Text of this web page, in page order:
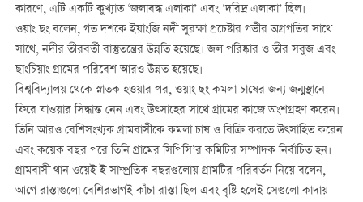
কারণে, এটি একটি কুখ্যাত ‘জলাবদ্ধ এলাকা’ এবং ‘দরিদ্র এলাকা’ ছিল।
ওয়াং ছং বলেন, গত দশকে ইয়াংজি নদী সুরক্ষা প্রচেষ্টার গভীর অগ্রগতির সাথে
সাথে, নদীর তীরবর্তী বাস্তুতন্ত্রের উন্নতি হয়েছে। জল পরিষ্কার ও তীর সবুজ এবং
ছাংচিয়াং গ্রামের পরিবেশ আরও উন্নত হয়েছে।
বিশ্ববিদ্যালয় থেকে স্নাতক হওয়ার পর, ওয়াং ছং কমলা চাষের জন্য জন্মস্থানে
ফিরে যাওয়ার সিদ্ধান্ত নেন এবং উত্সাহের সাথে গ্রামের কাজে অংশগ্রহণ করেন।
তিনি আরও বেশিসংখ্যক গ্রামবাসীকে কমলা চাষ ও বিক্রি করতে উত্সাহিত করেন
এবং কয়েক বছর পরে তিনি গ্রামের সিপিসি’র কমিটির সম্পাদক নির্বাচিত হন।
গ্রামবাসী থান ওয়েই ই সাম্প্রতিক বছরগুলোয় গ্রামটির পরিবর্তন নিয়ে বলেন,
আগে রাস্তাগুলো বেশিরভাগই কাঁচা রাস্তা ছিল এবং বৃষ্টি হলেই সেগুলো কাদায়